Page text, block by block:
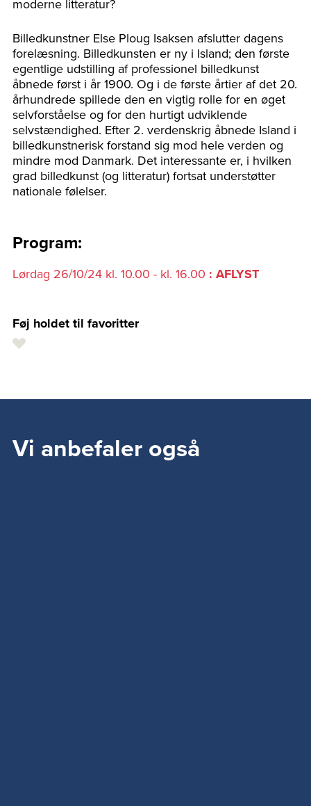
moderne litteratur?
Billedkunstner Else Ploug Isaksen afslutter dagens
forelæsning. Billedkunsten er ny i Island; den første
egentlige udstilling af professionel billedkunst
åbnede først i år 1900. Og i de første årtier af det 20.
århundrede spillede den en vigtig rolle for en øget
selvforståelse og for den hurtigt udviklende
selvstændighed. Efter 2. verdenskrig åbnede Island i
billedkunstnerisk forstand sig mod hele verden og
mindre mod Danmark. Det interessante er, i hvilken
grad billedkunst (og litteratur) fortsat understøtter
nationale følelser.
Program:
Lørdag 26/10/24 kl. 10.00 - kl. 16.00 : AFLYST
Føj holdet til favoritter
Vi anbefaler også